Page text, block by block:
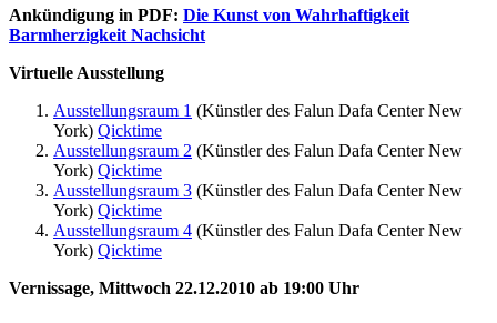
Ankündigung in PDF: Die Kunst von Wahrhaftigkeit
Barmherzigkeit Nachsicht
Virtuelle Ausstellung
Ausstellungsraum 1 (Künstler des Falun Dafa Center New
York) Qicktime
Ausstellungsraum 2 (Künstler des Falun Dafa Center New
York) Qicktime
Ausstellungsraum 3 (Künstler des Falun Dafa Center New
York) Qicktime
Ausstellungsraum 4 (Künstler des Falun Dafa Center New
York) Qicktime
Vernissage, Mittwoch 22.12.2010 ab 19:00 Uhr